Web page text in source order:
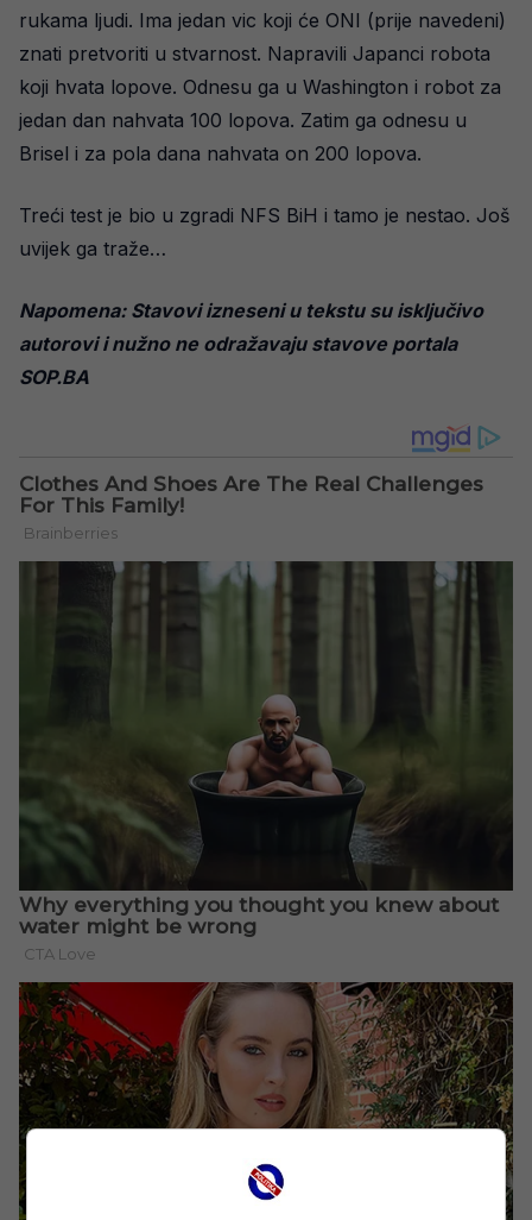
rukama ljudi. Ima jedan vic koji će ONI (prije navedeni)
znati pretvoriti u stvarnost. Napravili Japanci robota
koji hvata lopove. Odnesu ga u Washington i robot za
jedan dan nahvata 100 lopova. Zatim ga odnesu u
Brisel i za pola dana nahvata on 200 lopova.
Treći test je bio u zgradi NFS BiH i tamo je nestao. Još
uvijek ga traže…
Napomena: Stavovi izneseni u tekstu su isključivo
autorovi i nužno ne odražavaju stavove portala
SOP.BA